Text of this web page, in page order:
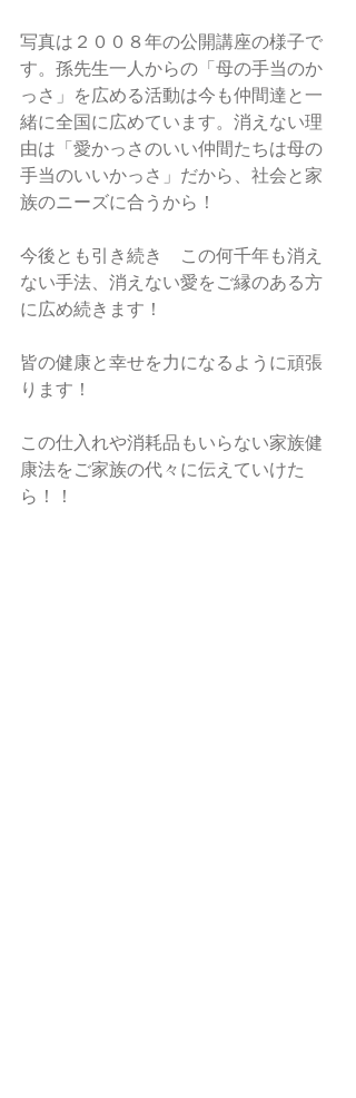
写真は２００８年の公開講座の様子で
す。孫先生一人からの「母の手当のか
っさ」を広める活動は今も仲間達と一
緒に全国に広めています。消えない理
由は「愛かっさのいい仲間たちは母の
手当のいいかっさ」だから、社会と家
族のニーズに合うから！
今後とも引き続き　この何千年も消え
ない手法、消えない愛をご縁のある方
に広め続きます！
皆の健康と幸せを力になるように頑張
ります！
この仕入れや消耗品もいらない家族健
康法をご家族の代々に伝えていけた
ら！！